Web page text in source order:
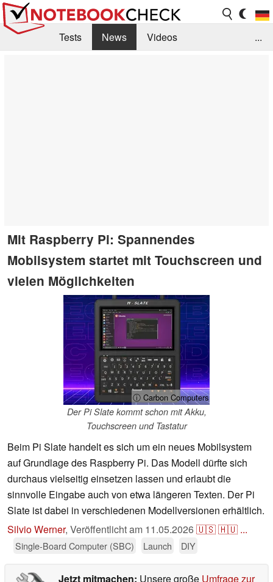
Tests News
Videos
...
Mit Raspberry Pi: Spannendes
Mobilsystem startet mit Touchscreen und
vielen Möglichkeiten
ⓘ Carbon Computers
Der Pi Slate kommt schon mit Akku,
Touchscreen und Tastatur
Beim Pi Slate handelt es sich um ein neues Mobilsystem
auf Grundlage des Raspberry Pi. Das Modell dürfte sich
durchaus vielseitig einsetzen lassen und erlaubt die
sinnvolle Eingabe auch von etwa längeren Texten. Der Pi
Slate ist dabei in verschiedenen Modellversionen erhältlich.
Silvio Werner, Veröffentlicht am 11.05.2026🇺🇸🇭🇺 ...
Single-Board Computer (SBC) Launch DIY
Jetzt mitmachen: Unsere große Umfrage zur